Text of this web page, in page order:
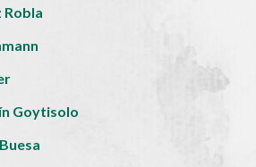
Robla
Goytisolo